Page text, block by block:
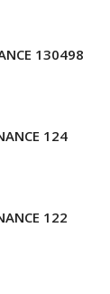
130498
124
122